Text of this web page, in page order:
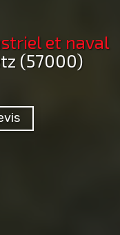
et naval
(57000)